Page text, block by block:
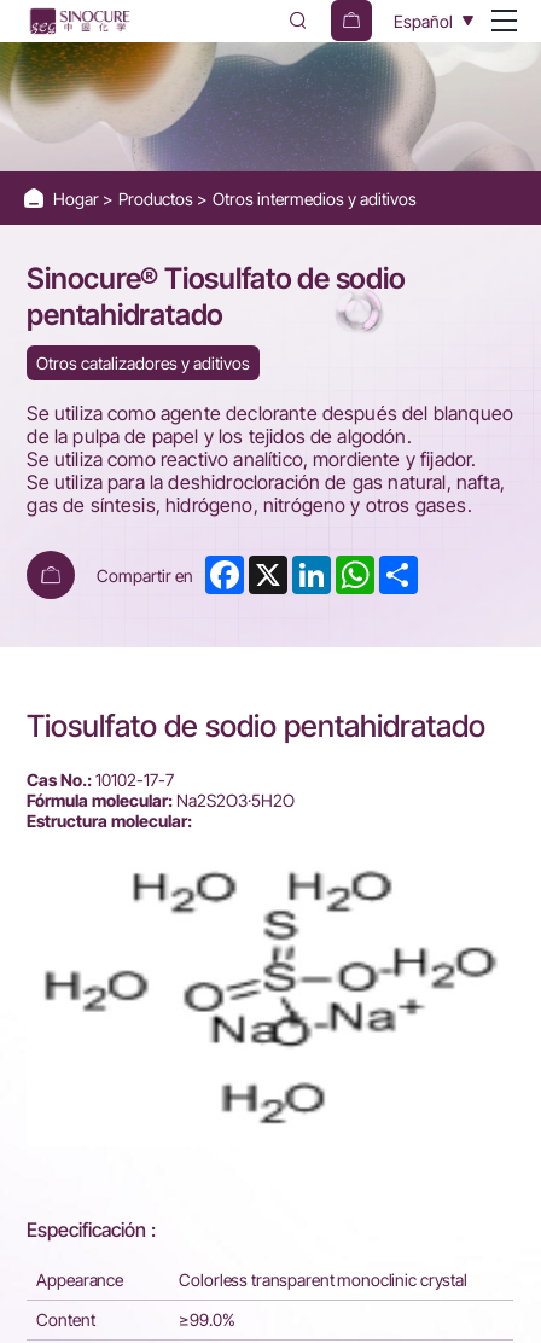
Sinocure®
Sodium
thiosulfate
pentahydrate
Español
Hogar Productos Otros intermedios y aditivos
Sinocure® Tiosulfato de sodio
pentahidratado
Otros catalizadores y aditivos
Se utiliza como agente declorante después del blanqueo
de la pulpa de papel y los tejidos de algodón.
Se utiliza como reactivo analítico, mordiente y fijador.
Se utiliza para la deshidrocloración de gas natural, nafta,
gas de síntesis, hidrógeno, nitrógeno y otros gases.
Compartir en Facebook
X LinkedInWhatsApp
Tiosulfato de sodio pentahidratado
Cas No.:10102-17-7
Fórmula molecular: Na2S2O3·5H2O
Estructura molecular:
Especificación :
Appearance
Colorless transparent monoclinic crystal
Content
≥99.0%